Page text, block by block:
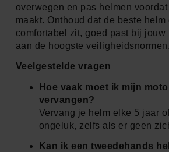
overwegen en pas helmen
maakt. Onthoud dat de beste
comfortabel zit, goed past bij
aan de hoogste veiligheidsnormen.
Veelgestelde vragen
Hoe vaak moet ik mijn
vervangen?
Vervang je helm elke 5 jaar
ongeluk, zelfs als er geen
Kan ik een tweedehands